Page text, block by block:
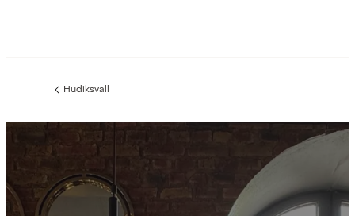
Edellinen
Hudiksvall